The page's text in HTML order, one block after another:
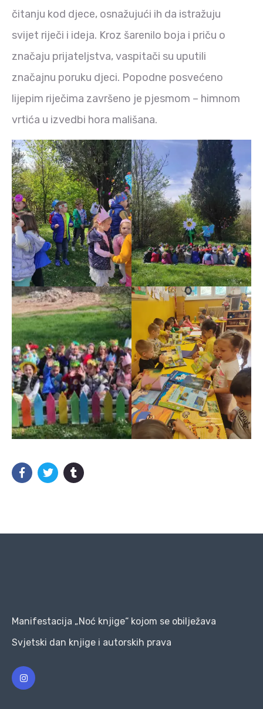
čitanju kod djece, osnažujući ih da istražuju
svijet riječi i ideja. Kroz šarenilo boja i priču o
značaju prijateljstva, vaspitači su uputili
značajnu poruku djeci. Popodne posvećeno
lijepim riječima završeno je pjesmom – himnom
vrtića u izvedbi hora mališana.
Manifestacija „Noć knjige“ kojom se obilježava
Svjetski dan knjige i autorskih prava